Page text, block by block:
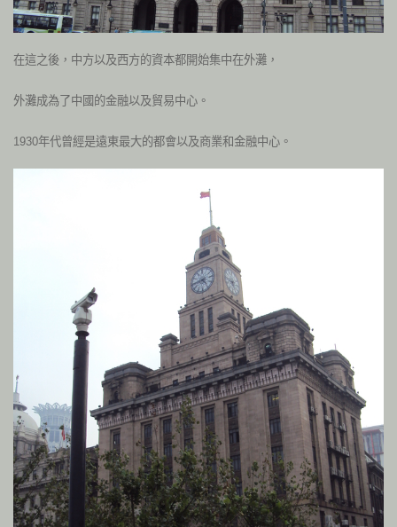
在這之後，中方以及西方的資本都開始集中在外灘，
外灘成為了中國的金融以及貿易中心。
1930年代曾經是遠東最大的都會以及商業和金融中心。